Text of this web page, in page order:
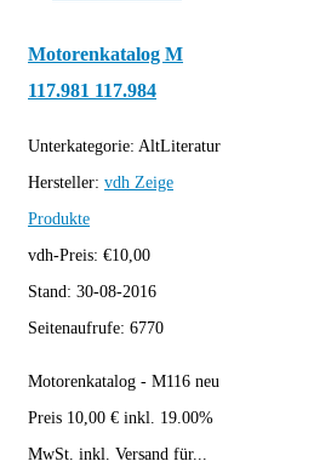
Motorenkatalog M
117.981 117.984
Unterkategorie: AltLiteratur
Hersteller: vdh Zeige
Produkte
vdh-Preis: €10,00
Stand: 30-08-2016
Seitenaufrufe: 6770
Motorenkatalog - M116 neu
Preis 10,00 € inkl. 19.00%
MwSt. inkl. Versand für...